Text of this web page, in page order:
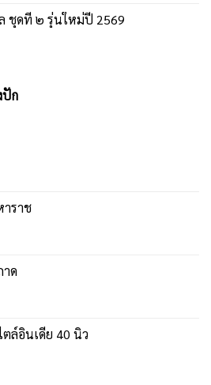
ชุดที่ ๒ รุ่นใหม่ปี 2569
ก
าราช
ด
ล์อินเดีย 40 นิ้ว